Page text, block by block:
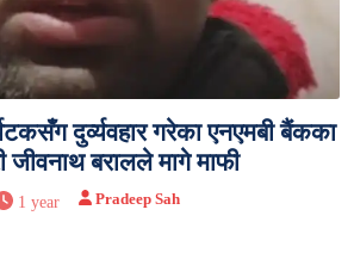
दुर्व्यवहार गरेका एनएमबी बैंकका
जीवनाथ बरालले मागे माफी
1 year Pradeep Sah